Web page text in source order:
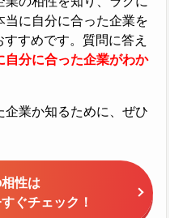
に自分に合った企業を
すすめです。質問に答え
自分に合った企業がわか
業か知るために、ぜひ
性は
ぐチェック！